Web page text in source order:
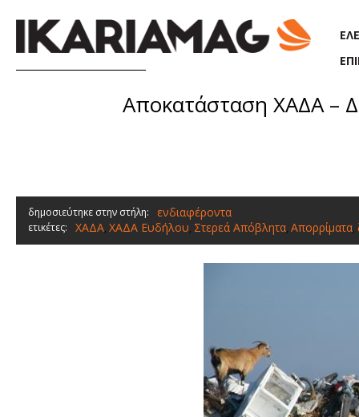
Αποκατάσταση ΧΑΔΑ –
δημοσιεύτηκε στην στήλη: ενδιαφέροντα
ετικέτες: ΧΑΔΑ, ΧΑΔΑ Ευδήλου, Στερεά Απόβλητα, Απορρίματα,